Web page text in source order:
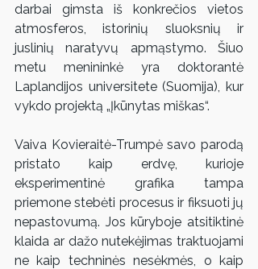
darbai gimsta iš konkrečios vietos
atmosferos, istorinių sluoksnių ir
juslinių naratyvų apmąstymo. Šiuo
metu menininkė yra doktorantė
Laplandijos universitete (Suomija), kur
vykdo projektą „Įkūnytas miškas“.
Vaiva Kovieraitė-Trumpė savo parodą
pristato kaip erdvę, kurioje
eksperimentinė grafika tampa
priemone stebėti procesus ir fiksuoti jų
nepastovumą. Jos kūryboje atsitiktinė
klaida ar dažo nutekėjimas traktuojami
ne kaip techninės nesėkmės, o kaip